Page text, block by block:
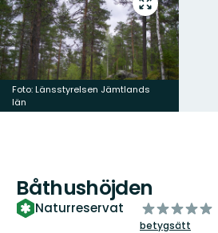
Gå
till
helskärmsläge
Foto: Länsstyrelsen Jämtlands
län
Båthushöjden
Naturreservat
av
5
betygsätt